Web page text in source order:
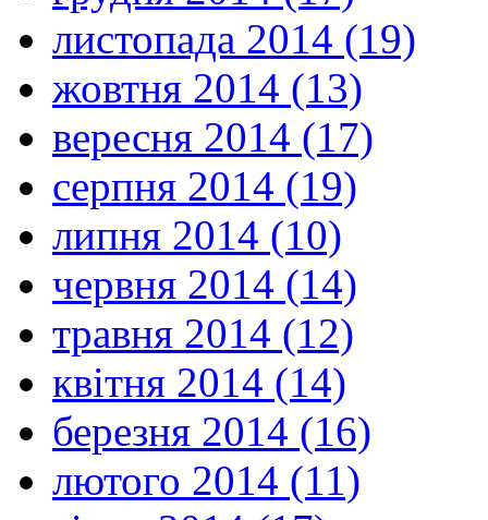
листопада 2014 (19)
жовтня 2014 (13)
вересня 2014 (17)
серпня 2014 (19)
липня 2014 (10)
червня 2014 (14)
травня 2014 (12)
квітня 2014 (14)
березня 2014 (16)
лютого 2014 (11)